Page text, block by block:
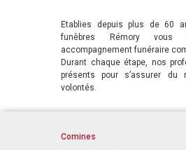
Etablies depuis plus de 60
funèbres Rémory vous
accompagnement funéraire
Durant chaque étape, nos
présents pour s’assurer du
volontés.
Comines